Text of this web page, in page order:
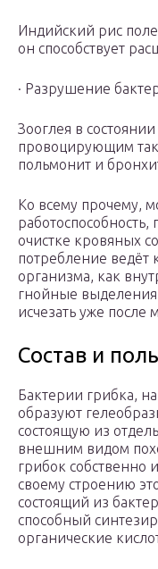
Индийский рис
он способствует
· Разрушение
Зооглея в
провоцирующим
польмонит и
Ко всему прочему,
очистке кровяных
потребление ведёт
организма, как
гнойные
исчезать уже после
Состав и
Бактерии грибка,
образуют
состоящую из
внешним видом
грибок собственно
своему строению
состоящий из
способный
органические